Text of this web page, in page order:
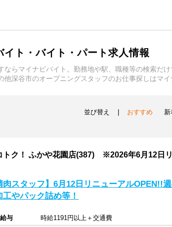
ト・バイト・パート求人情報
らマイナビバイト。勤務地や駅、職種等の検索だ
深谷市のオープニングスタッフのお仕事探しはマイ
並び替え おすすめ 新
ク！ ふかや花園店(387) ※2026年6月12日
肉スタッフ】6月12日リニューアルOPEN!!
やパック詰め等！
給与
時給1191円以上＋交通費